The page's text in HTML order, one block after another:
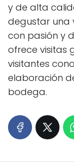
y de alta
degustar una
con pasión y
ofrece visitas
visitantes
elaboración
bodega.